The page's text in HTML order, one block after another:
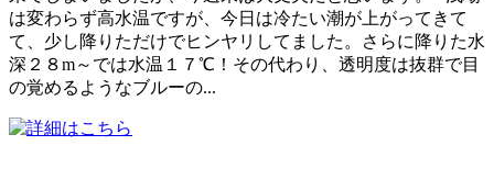
は変わらず高水温ですが、今日は冷たい潮が上がってきて
て、少し降りただけでヒンヤリしてました。さらに降りた水
深２８m～では水温１７℃！その代わり、透明度は抜群で目
の覚めるようなブルーの...